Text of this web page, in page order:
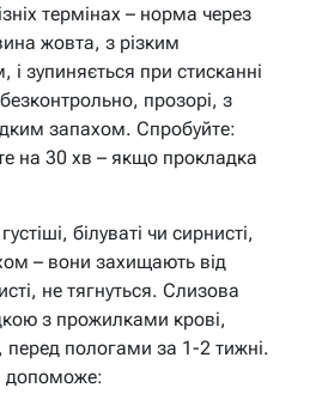
термінах – норма через
жовта, з різким
зупиняється при стисканні
прозорі, з
запахом. Спробуйте:
на 30 хв – якщо прокладка
білуваті чи сирнисті,
– вони захищають від
не тягнуться. Слизова
з прожилками крові,
пологами за 1-2 тижні.
допоможе: